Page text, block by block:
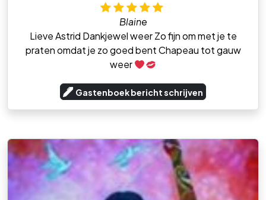
Blaine
Lieve Astrid Dankjewel weer Zo fijn om met je te
praten omdat je zo goed bent Chapeau tot gauw
weer
Gastenboek bericht schrijven